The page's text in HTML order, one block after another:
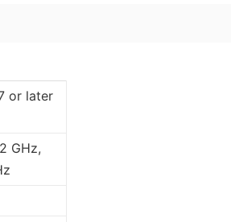
or later
GHz,